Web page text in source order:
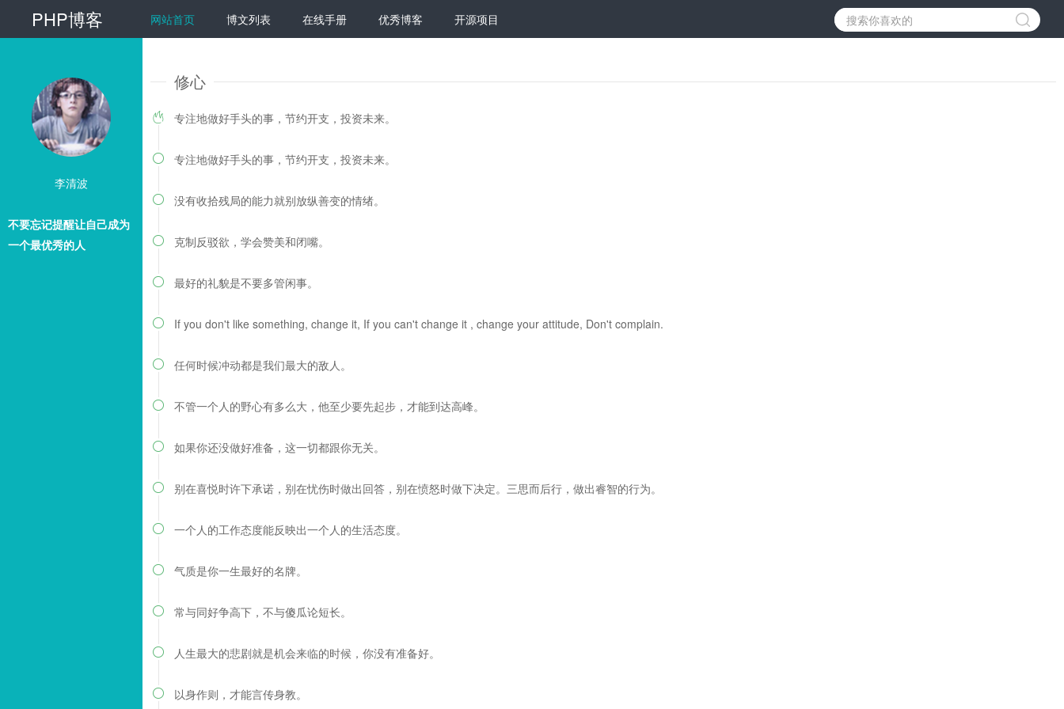
PHP博客 网站首页 博文列表 在线手册 优秀博客 开源项目
李清波
不要忘记提醒让自己成为
一个最优秀的人
修心
 专注地做好手头的事，节约开支，投资未来。
 专注地做好手头的事，节约开支，投资未来。
 没有收拾残局的能力就别放纵善变的情绪。
 克制反驳欲，学会赞美和闭嘴。
 最好的礼貌是不要多管闲事。
 If you don't like something, change it, If you can't change it , change your attitude, Don't complain.
 任何时候冲动都是我们最大的敌人。
 不管一个人的野心有多么大，他至少要先起步，才能到达高峰。
 如果你还没做好准备，这一切都跟你无关。
 别在喜悦时许下承诺，别在忧伤时做出回答，别在愤怒时做下决定。三思而后行，做出睿智的行为。
 一个人的工作态度能反映出一个人的生活态度。
 气质是你一生最好的名牌。
 常与同好争高下，不与傻瓜论短长。
 人生最大的悲剧就是机会来临的时候，你没有准备好。
 以身作则，才能言传身教。